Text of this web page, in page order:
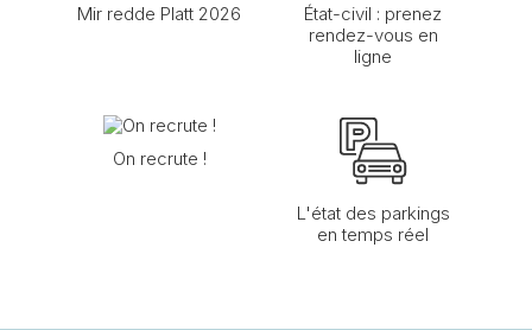
Mir redde Platt 2026
État-civil : prenez
rendez-vous en
ligne
On recrute !
L'état des parkings
en temps réel